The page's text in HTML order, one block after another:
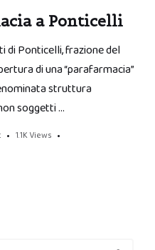
a Ponticelli
di Ponticelli, frazione del
di una “parafarmacia”
struttura
soggetti …
1.1K Views